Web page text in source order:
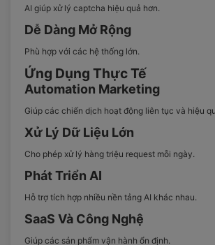
AI giúp xử lý captcha hiệu quả hơn.
Dễ Dàng Mở Rộng
Phù hợp với các hệ thống lớn.
Ứng Dụng Thực Tế
Automation Marketing
Giúp các chiến dịch hoạt động liên tục và hiệu
Xử Lý Dữ Liệu Lớn
Cho phép xử lý hàng triệu request mỗi ngày.
Phát Triển AI
Hỗ trợ tích hợp nhiều nền tảng AI khác nhau.
SaaS Và Công Nghệ
Giúp các sản phẩm vận hành ổn định.